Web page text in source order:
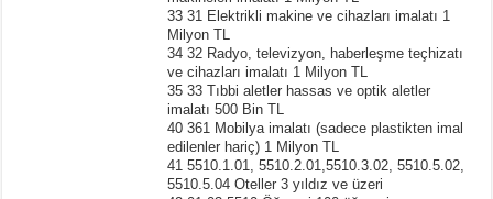
33 31 Elektrikli makine ve cihazları imalatı 1
Milyon TL
34 32 Radyo, televizyon, haberleşme teçhizatı
ve cihazları imalatı 1 Milyon TL
35 33 Tıbbi aletler hassas ve optik aletler
imalatı 500 Bin TL
40 361 Mobilya imalatı (sadece plastikten imal
edilenler hariç) 1 Milyon TL
41 5510.1.01, 5510.2.01,5510.3.02, 5510.5.02,
5510.5.04 Oteller 3 yıldız ve üzeri